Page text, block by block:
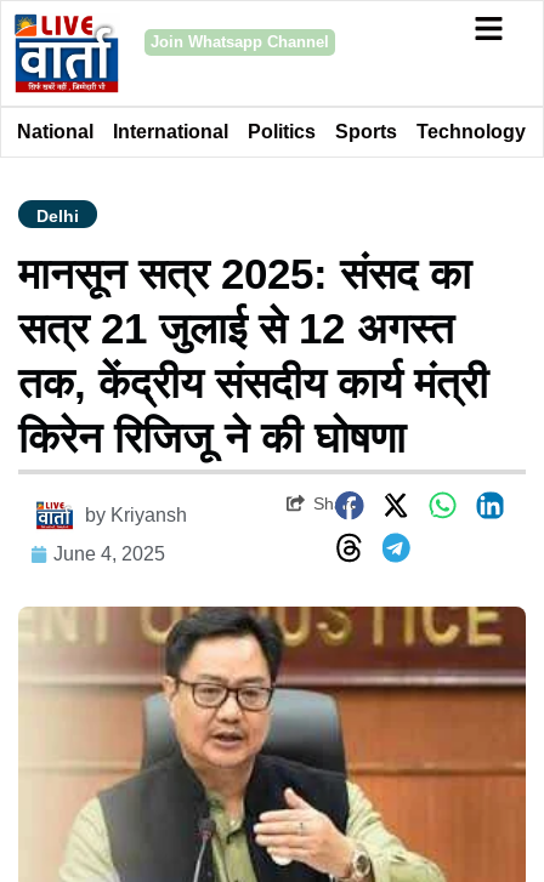
Join Whatsapp Channel
National International Politics Sports Technology
Delhi
मानसून सत्र 2025: संसद का
सत्र 21 जुलाई से 12 अगस्त
तक, केंद्रीय संसदीय कार्य मंत्री
किरेन रिजिजू ने की घोषणा
by Kriyansh
June 4, 2025
Share